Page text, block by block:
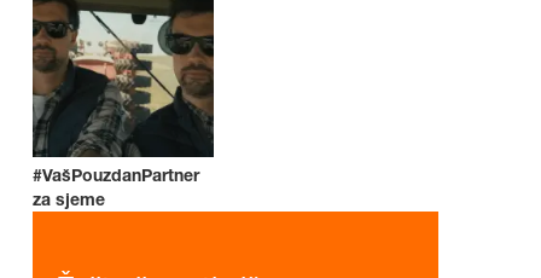
#VašPouzdanPartner
za sjeme